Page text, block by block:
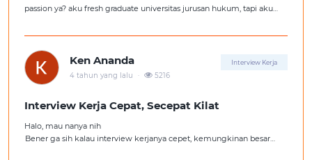
passion ya? aku fresh graduate universitas jurusan hukum, tapi aku
Ken Ananda Interview Kerja
4 tahun yang lalu . 5216
Interview Kerja Cepat, Secepat Kilat
Halo, mau nanya nih
Bener ga sih kalau interview kerjanya cepet, kemungkinan besar